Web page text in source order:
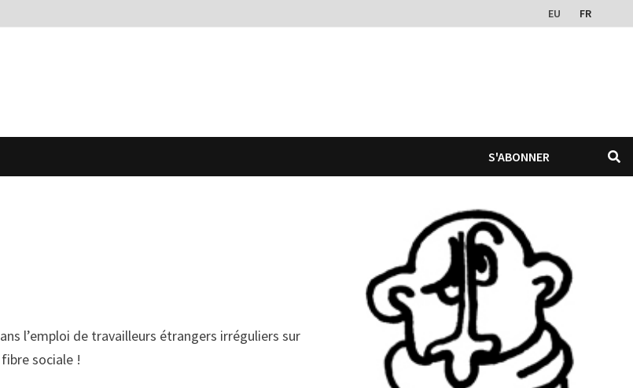
EU FR
S'ABONNER
l’emploi de travailleurs étrangers irréguliers sur
sociale !